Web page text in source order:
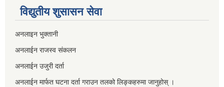
विद्युतीय शुसासन सेवा
अनलाइन भुक्तानी
अनलाईन राजस्व संकलन
अनलाईन उजुरी दर्ता
अनलाईन मार्फत घटना दर्ता गराउन तलको लिङ्कहरुमा जानुहोस् ।